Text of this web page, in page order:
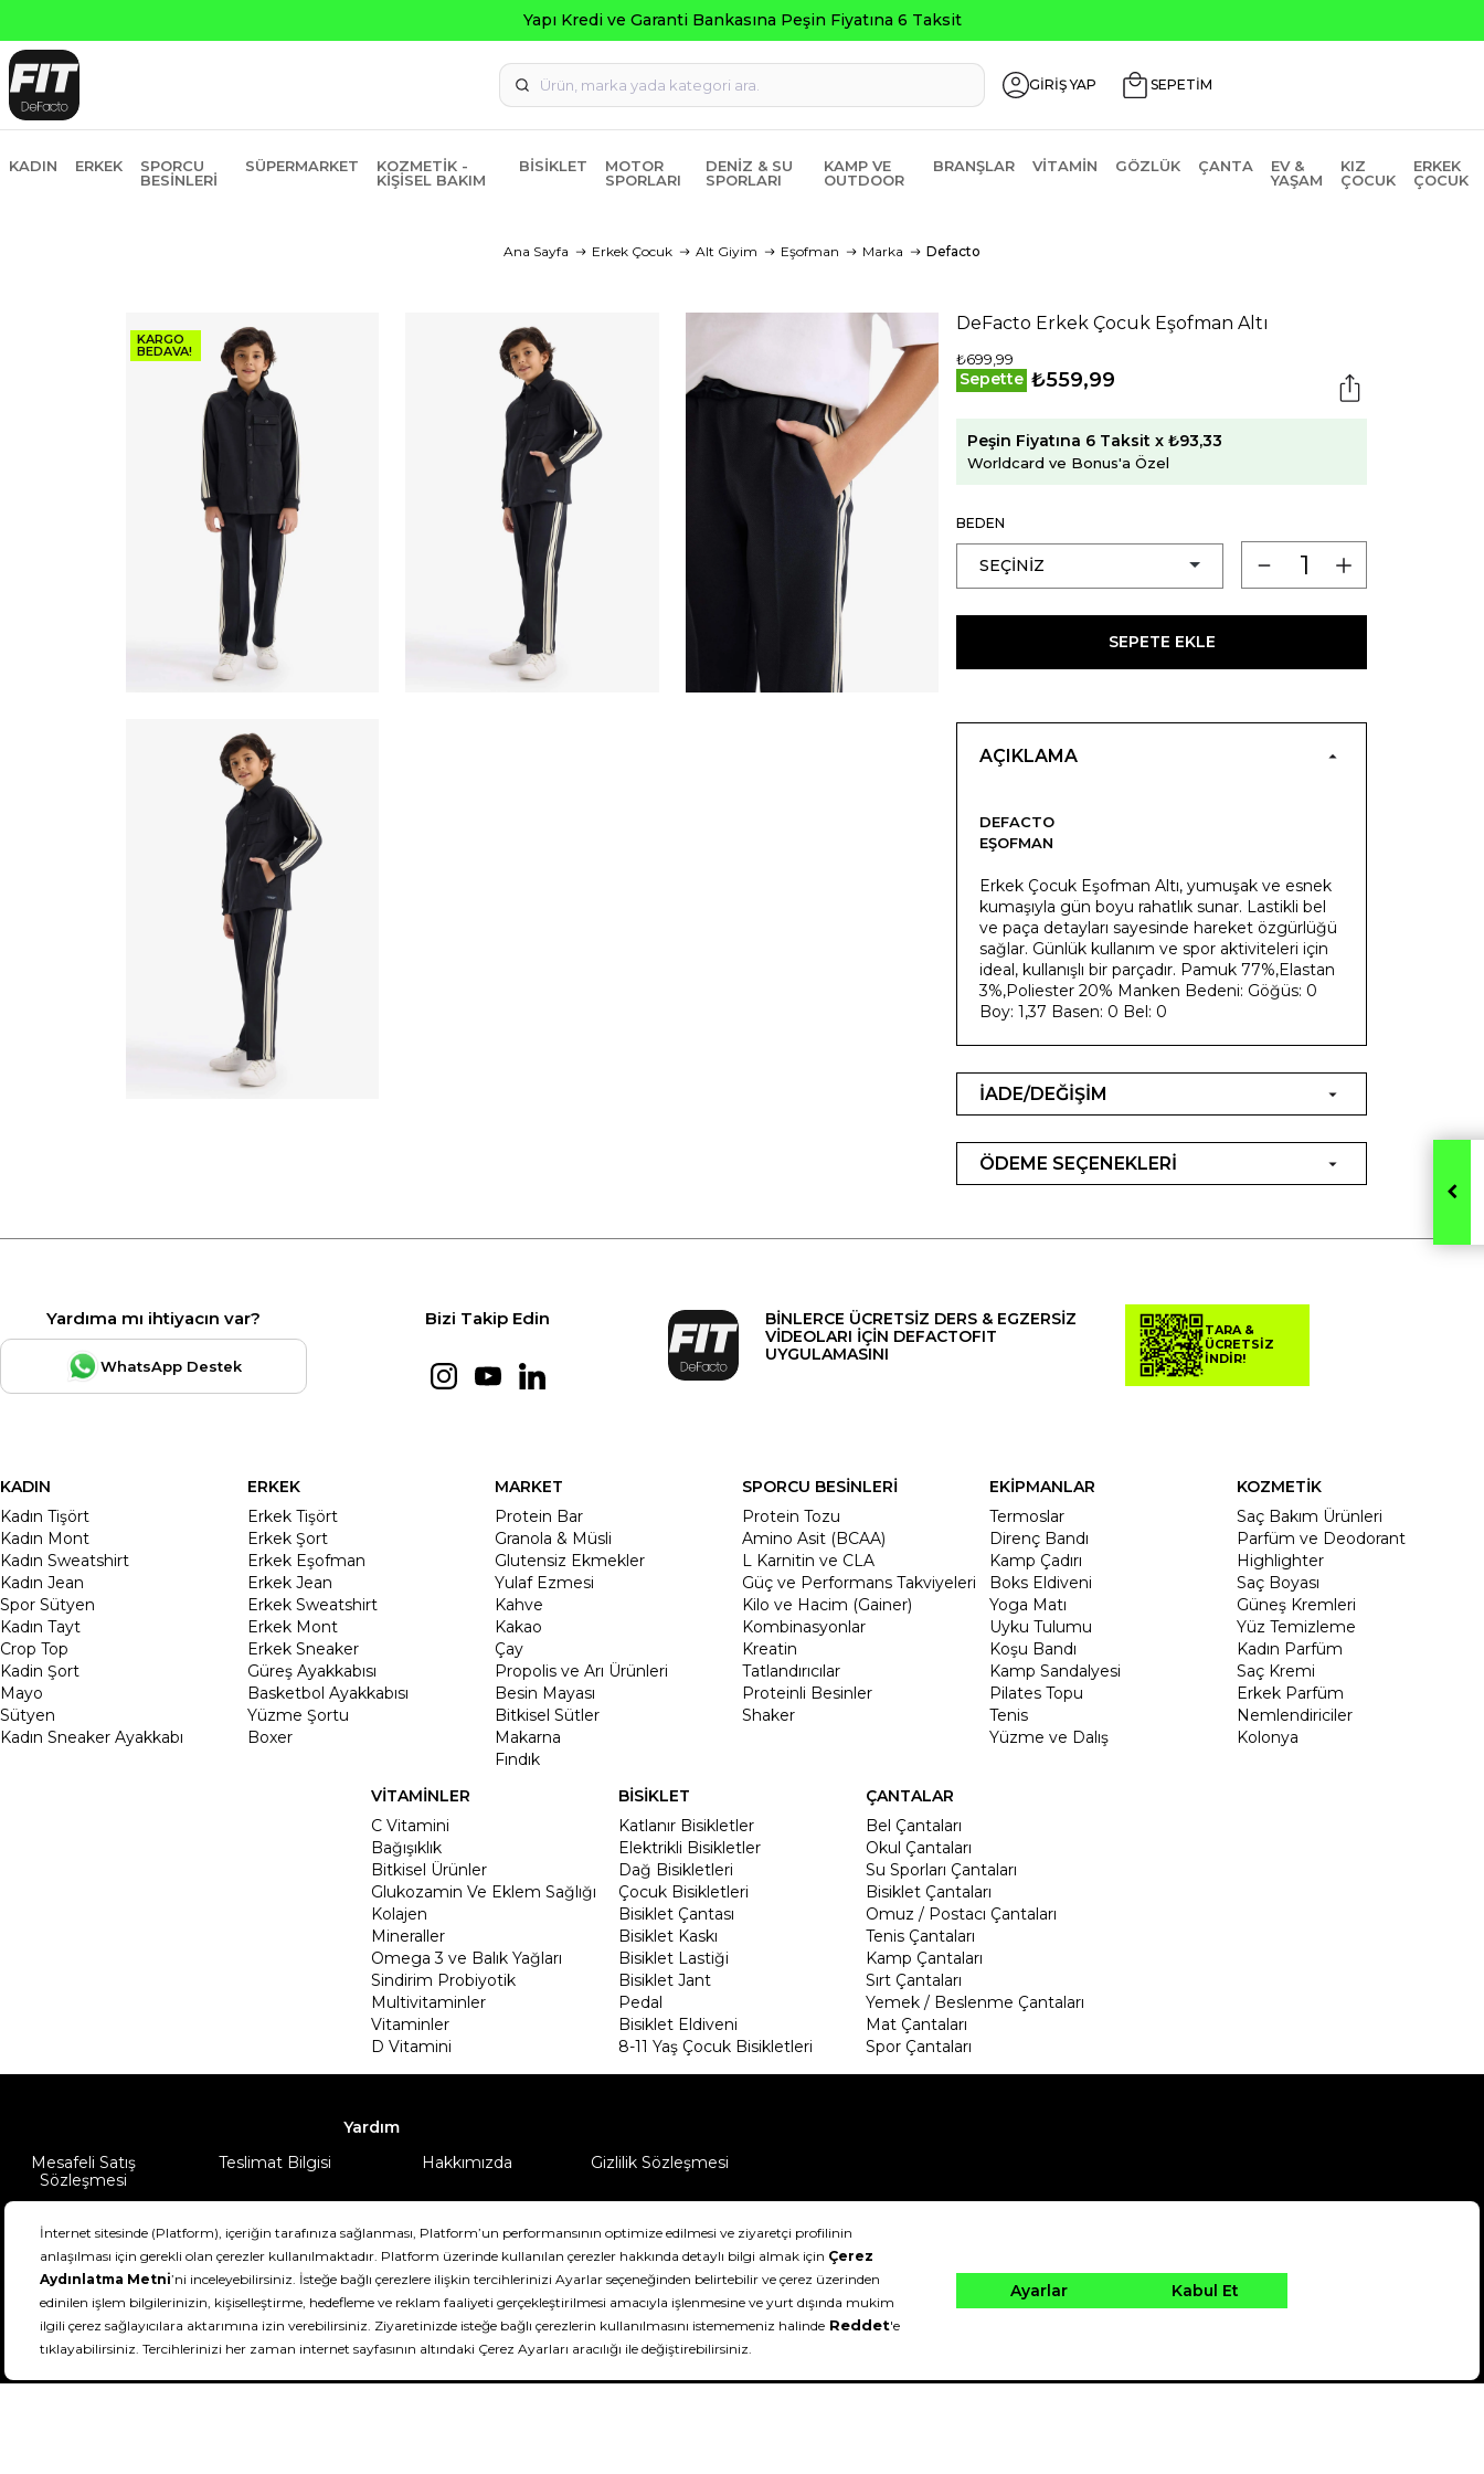
Yapı Kredi ve Garanti Bankasına Peşin Fiyatına 6 Taksit
GİRİŞ YAP SEPETİM
KADIN ERKEK
SPORCU
BESINLERI
SÜPERMARKET
KOZMETIK -
KIŞISEL BAKIM
BISIKLET
MOTOR
SPORLARI
DENIZ & SU
SPORLARI
KAMP VE
OUTDOOR
BRANŞLAR VITAMIN GÖZLÜK ÇANTA
EV &
YAŞAM
KIZ
ÇOCUK
ERKEK
ÇOCUK
Ana Sayfa Erkek Çocuk Alt Giyim Eşofman Marka Defacto
KARGO
BEDAVA!
DeFacto Erkek Çocuk Eşofman Altı
₺699,99
Sepette ₺559,99
Peşin Fiyatına 6 Taksit x ₺93,33
Worldcard ve Bonus'a Özel
BEDEN
SEPETE EKLE
AÇIKLAMA
DEFACTO
EŞOFMAN
Erkek Çocuk Eşofman Altı, yumuşak ve esnek
kumaşıyla gün boyu rahatlık sunar. Lastikli bel
ve paça detayları sayesinde hareket özgürlüğü
sağlar. Günlük kullanım ve spor aktiviteleri için
ideal, kullanışlı bir parçadır. Pamuk 77%,Elastan
3%,Poliester 20% Manken Bedeni: Göğüs: 0
Boy: 1,37 Basen: 0 Bel: 0
İADE/DEĞİŞİM
ÖDEME SEÇENEKLERİ
Yardıma mı ihtiyacın var?
WhatsApp Destek
Bizi Takip Edin
BİNLERCE ÜCRETSİZ DERS & EGZERSİZ
VİDEOLARI İÇİN DEFACTOFIT
UYGULAMASINI
TARA &
ÜCRETSİZ
İNDİR!
KADIN
Kadın Tişört
Kadın Mont
Kadın Sweatshirt
Kadın Jean
Spor Sütyen
Kadın Tayt
Crop Top
Kadin Şort
Mayo
Sütyen
Kadın Sneaker Ayakkabı
ERKEK
Erkek Tişört
Erkek Şort
Erkek Eşofman
Erkek Jean
Erkek Sweatshirt
Erkek Mont
Erkek Sneaker
Güreş Ayakkabısı
Basketbol Ayakkabısı
Yüzme Şortu
Boxer
MARKET
Protein Bar
Granola & Müsli
Glutensiz Ekmekler
Yulaf Ezmesi
Kahve
Kakao
Çay
Propolis ve Arı Ürünleri
Besin Mayası
Bitkisel Sütler
Makarna
Fındık
SPORCU BESİNLERİ
Protein Tozu
Amino Asit (BCAA)
L Karnitin ve CLA
Güç ve Performans Takviyeleri
Kilo ve Hacim (Gainer)
Kombinasyonlar
Kreatin
Tatlandırıcılar
Proteinli Besinler
Shaker
EKİPMANLAR
Termoslar
Direnç Bandı
Kamp Çadırı
Boks Eldiveni
Yoga Matı
Uyku Tulumu
Koşu Bandı
Kamp Sandalyesi
Pilates Topu
Tenis
Yüzme ve Dalış
KOZMETİK
Saç Bakım Ürünleri
Parfüm ve Deodorant
Highlighter
Saç Boyası
Güneş Kremleri
Yüz Temizleme
Kadın Parfüm
Saç Kremi
Erkek Parfüm
Nemlendiriciler
Kolonya
VİTAMİNLER
C Vitamini
Bağışıklık
Bitkisel Ürünler
Glukozamin Ve Eklem Sağlığı
Kolajen
Mineraller
Omega 3 ve Balık Yağları
Sindirim Probiyotik
Multivitaminler
Vitaminler
D Vitamini
BİSİKLET
Katlanır Bisikletler
Elektrikli Bisikletler
Dağ Bisikletleri
Çocuk Bisikletleri
Bisiklet Çantası
Bisiklet Kaskı
Bisiklet Lastiği
Bisiklet Jant
Pedal
Bisiklet Eldiveni
8-11 Yaş Çocuk Bisikletleri
ÇANTALAR
Bel Çantaları
Okul Çantaları
Su Sporları Çantaları
Bisiklet Çantaları
Omuz / Postacı Çantaları
Tenis Çantaları
Kamp Çantaları
Sırt Çantaları
Yemek / Beslenme Çantaları
Mat Çantaları
Spor Çantaları
Yardım
Mesafeli Satış
Sözleşmesi
Teslimat Bilgisi Hakkımızda Gizlilik Sözleşmesi
DeFactoFIT ©️ 2022-2026. Tüm hakları saklıdır.